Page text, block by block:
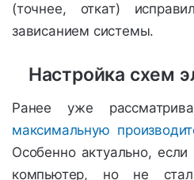
(точнее, откат)
зависанием системы.
Настройка схем
Ранее уже
максимальную
Особенно актуально,
компьютер, но не